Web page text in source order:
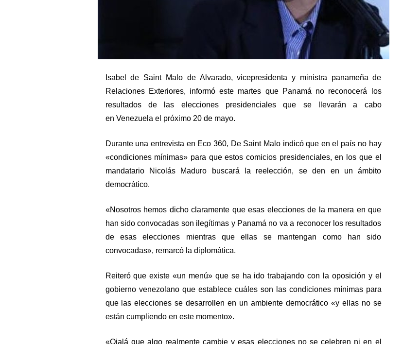
Isabel de Saint Malo de Alvarado, vicepresidenta y ministra panameña de
Relaciones Exteriores, informó este martes que Panamá no reconocerá los
resultados de las elecciones presidenciales que se llevarán a cabo
en Venezuela el próximo 20 de mayo.
Durante una entrevista en Eco 360, De Saint Malo indicó que en el país no hay
«condiciones mínimas» para que estos comicios presidenciales, en los que el
mandatario Nicolás Maduro buscará la reelección, se den en un ámbito
democrático.
«Nosotros hemos dicho claramente que esas elecciones de la manera en que
han sido convocadas son ilegítimas y Panamá no va a reconocer los resultados
de esas elecciones mientras que ellas se mantengan como han sido
convocadas», remarcó la diplomática.
Reiteró que existe «un menú» que se ha ido trabajando con la oposición y el
gobierno venezolano que establece cuáles son las condiciones mínimas para
que las elecciones se desarrollen en un ambiente democrático «y ellas no se
están cumpliendo en este momento».
«Ojalá que algo realmente cambie y esas elecciones no se celebren ni en el